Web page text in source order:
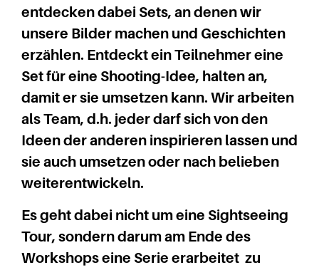
entdecken dabei Sets, an denen wir
unsere Bilder machen und Geschichten
erzählen. Entdeckt ein Teilnehmer eine
Set für eine Shooting-Idee, halten an,
damit er sie umsetzen kann. Wir arbeiten
als Team, d.h. jeder darf sich von den
Ideen der anderen inspirieren lassen und
sie auch umsetzen oder nach belieben
weiterentwickeln.
Es geht dabei nicht um eine Sightseeing
Tour, sondern darum am Ende des
Workshops eine Serie erarbeitet zu